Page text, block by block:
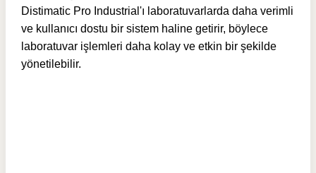
Distimatic Pro Industrial'ı laboratuvarlarda daha verimli
ve kullanıcı dostu bir sistem haline getirir, böylece
laboratuvar işlemleri daha kolay ve etkin bir şekilde
yönetilebilir.